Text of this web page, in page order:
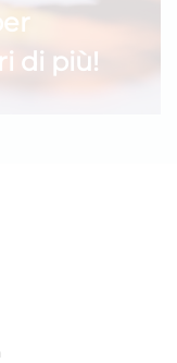
di più!